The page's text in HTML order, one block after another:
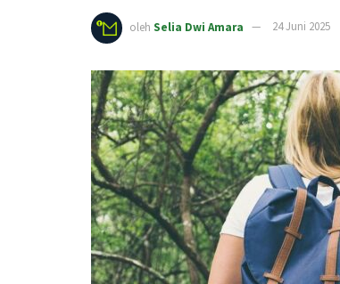
oleh Selia Dwi Amara 24 Juni 2025